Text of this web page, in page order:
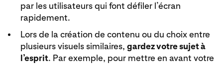
par les utilisateurs qui font défiler l’écran
rapidement.
Lors de la création de contenu ou du choix entre
plusieurs visuels similaires, gardez votre sujet à
l’esprit. Par exemple, pour mettre en avant votre